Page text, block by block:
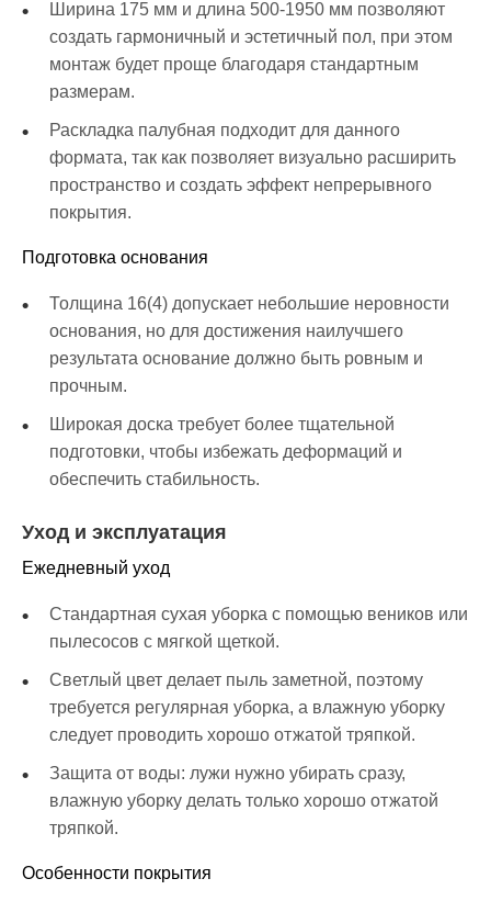
Ширина 175 мм и длина 500-1950 мм позволяют
создать гармоничный и эстетичный пол, при этом
монтаж будет проще благодаря стандартным
размерам.
Раскладка палубная подходит для данного
формата, так как позволяет визуально расширить
пространство и создать эффект непрерывного
покрытия.
Подготовка основания
Толщина 16(4) допускает небольшие неровности
основания, но для достижения наилучшего
результата основание должно быть ровным и
прочным.
Широкая доска требует более тщательной
подготовки, чтобы избежать деформаций и
обеспечить стабильность.
Уход и эксплуатация
Ежедневный уход
Стандартная сухая уборка с помощью веников или
пылесосов с мягкой щеткой.
Светлый цвет делает пыль заметной, поэтому
требуется регулярная уборка, а влажную уборку
следует проводить хорошо отжатой тряпкой.
Защита от воды: лужи нужно убирать сразу,
влажную уборку делать только хорошо отжатой
тряпкой.
Особенности покрытия